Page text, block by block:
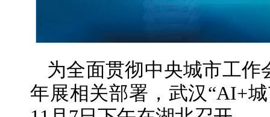
为全面贯彻中央城市工
年展相关部署，武汉“AI+